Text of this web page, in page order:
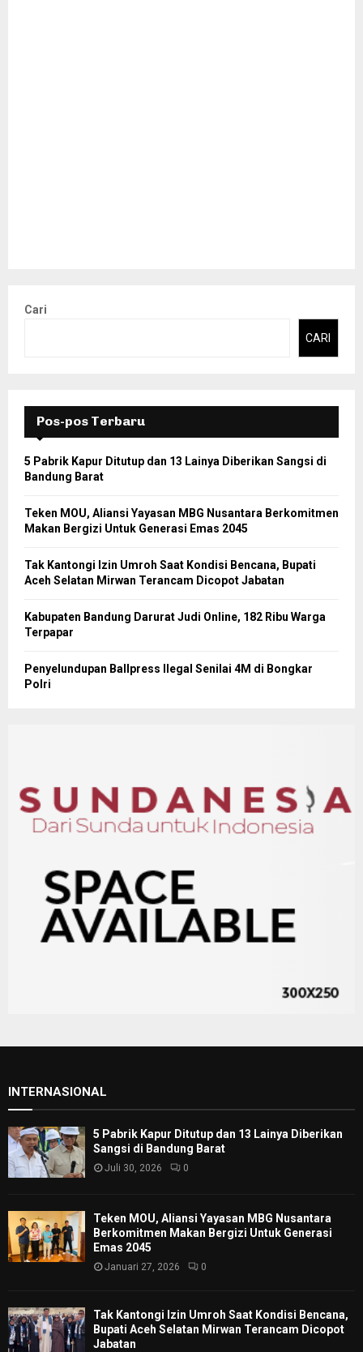
Cari
CARI
Pos-pos Terbaru
5 Pabrik Kapur Ditutup dan 13 Lainya Diberikan Sangsi di
Bandung Barat
Teken MOU, Aliansi Yayasan MBG Nusantara Berkomitmen
Makan Bergizi Untuk Generasi Emas 2045
Tak Kantongi Izin Umroh Saat Kondisi Bencana, Bupati
Aceh Selatan Mirwan Terancam Dicopot Jabatan
Kabupaten Bandung Darurat Judi Online, 182 Ribu Warga
Terpapar
Penyelundupan Ballpress Ilegal Senilai 4M di Bongkar
Polri
INTERNASIONAL
5 Pabrik Kapur Ditutup dan 13 Lainya Diberikan
Sangsi di Bandung Barat
Juli 30, 2026 0
Teken MOU, Aliansi Yayasan MBG Nusantara
Berkomitmen Makan Bergizi Untuk Generasi
Emas 2045
Januari 27, 2026 0
Tak Kantongi Izin Umroh Saat Kondisi Bencana,
Bupati Aceh Selatan Mirwan Terancam Dicopot
Jabatan